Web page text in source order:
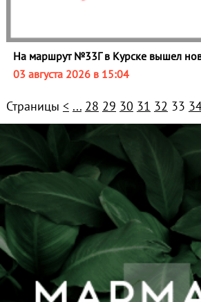
На маршрут №33Г в Курске вышел
03 августа 2026 в 15:04
Страницы < ... 28 29 30 31 32 33